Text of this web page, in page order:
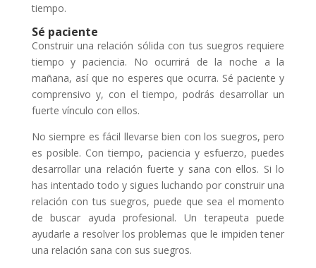
tiempo.
Sé paciente
Construir una relación sólida con tus suegros requiere
tiempo y paciencia. No ocurrirá de la noche a la
mañana, así que no esperes que ocurra. Sé paciente y
comprensivo y, con el tiempo, podrás desarrollar un
fuerte vínculo con ellos.
No siempre es fácil llevarse bien con los suegros, pero
es posible. Con tiempo, paciencia y esfuerzo, puedes
desarrollar una relación fuerte y sana con ellos. Si lo
has intentado todo y sigues luchando por construir una
relación con tus suegros, puede que sea el momento
de buscar ayuda profesional. Un terapeuta puede
ayudarle a resolver los problemas que le impiden tener
una relación sana con sus suegros.